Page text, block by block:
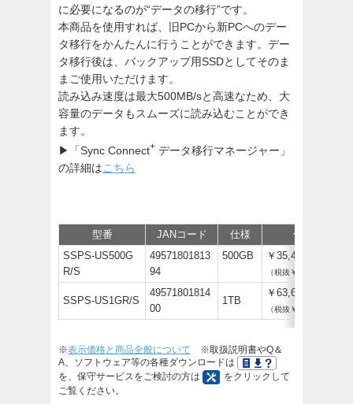
に必要になるのが“データの移行”です。
本商品を使用すれば、旧PCから新PCへのデー
タ移行をかんたんに行うことができます。デー
タ移行後は、バックアップ用SSDとしてそのま
まご使用いただけます。
読み込み速度は最大500MB/sと高速なため、大
容量のデータもスムーズに読み込むことができ
ます。
▶「Sync Connect+ データ移行マネージャー」
の詳細はこちら
型番 JANコード 仕様 価格
SSPS-US500G
R/S
49571801813
94
500GB ￥35,420
（税抜￥32,200）
SSPS-US1GR/S
49571801814
00
1TB
￥63,690
（税抜￥57,900）
※表示価格と商品全般について ※取扱説明書やQ＆
A、ソフトウェア等の各種ダウンロードは
を、保守サービスをご検討の方は
をクリックして
ご覧ください。